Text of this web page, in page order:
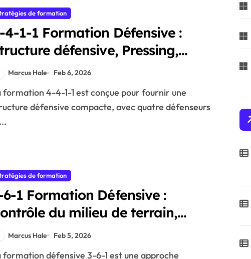
de formation
4-1-1 Formation Défensive :
défensive, Pressing,
Transitions
Marcus Hale Feb 6, 2026
défensive compacte, avec quatre défenseurs
de formation
6-1 Formation Défensive :
du milieu de terrain,
Force défensive, Transition
Marcus Hale Feb 5, 2026
: